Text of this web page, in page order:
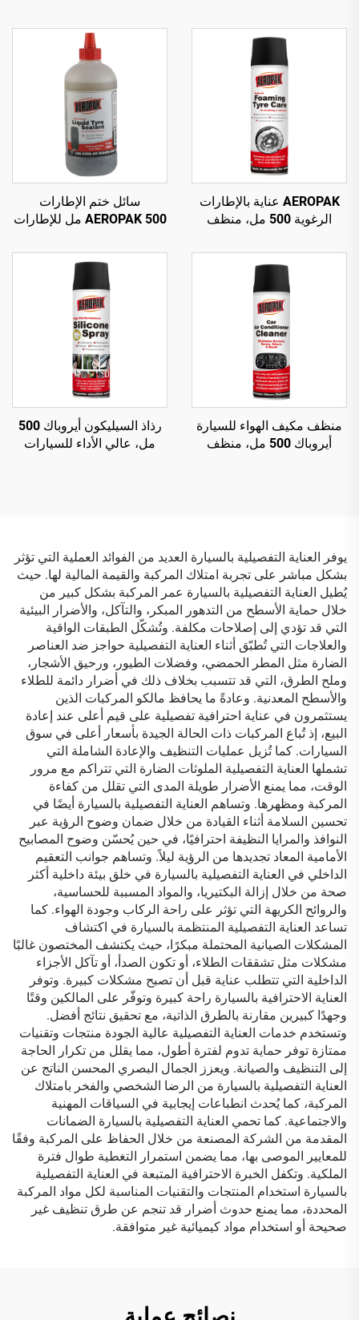
AEROPAK عناية بالإطارات
الرغوية 500 مل، منظف
فركًا أو جهدًا كبيرًا
سائل ختم الإطارات
AEROPAK 500 مل للإطارات
استخدامه مع ضاغط هواء
منظف مكيف الهواء للسيارة
أيروباك 500 مل، منظف
رذاذ السيليكون أيروباك 500
مل، عالي الأداء للسيارات
يوفر العناية التفصيلية بالسيارة العديد من الفوائد العملية التي تؤثر
بشكل مباشر على تجربة امتلاك المركبة والقيمة المالية لها. حيث
يُطيل العناية التفصيلية بالسيارة عمر المركبة بشكل كبير من
خلال حماية الأسطح من التدهور المبكر، والتآكل، والأضرار البيئية
التي قد تؤدي إلى إصلاحات مكلفة. وتُشكّل الطبقات الواقية
والعلاجات التي تُطبّق أثناء العناية التفصيلية حواجز ضد العناصر
الضارة مثل المطر الحمضي، وفضلات الطيور، ورحيق الأشجار،
وملح الطرق، التي قد تتسبب بخلاف ذلك في أضرار دائمة للطلاء
والأسطح المعدنية. وعادةً ما يحافظ مالكو المركبات الذين
يستثمرون في عناية احترافية تفصيلية على قيم أعلى عند إعادة
البيع، إذ تُباع المركبات ذات الحالة الجيدة بأسعار أعلى في سوق
السيارات. كما تُزيل عمليات التنظيف والإعادة الشاملة التي
تشملها العناية التفصيلية الملوثات الضارة التي تتراكم مع مرور
الوقت، مما يمنع الأضرار طويلة المدى التي تقلل من كفاءة
المركبة ومظهرها. وتساهم العناية التفصيلية بالسيارة أيضًا في
تحسين السلامة أثناء القيادة من خلال ضمان وضوح الرؤية عبر
النوافذ والمرايا النظيفة احترافيًا، في حين يُحسّن وضوح المصابيح
الأمامية المعاد تجديدها من الرؤية ليلاً. وتساهم جوانب التعقيم
الداخلي في العناية التفصيلية بالسيارة في خلق بيئة داخلية أكثر
صحة من خلال إزالة البكتيريا، والمواد المسببة للحساسية،
والروائح الكريهة التي تؤثر على راحة الركاب وجودة الهواء. كما
تساعد العناية التفصيلية المنتظمة بالسيارة في اكتشاف
المشكلات الصيانية المحتملة مبكرًا، حيث يكتشف المختصون غالبًا
مشكلات مثل تشققات الطلاء، أو تكون الصدأ، أو تآكل الأجزاء
الداخلية التي تتطلب عناية قبل أن تصبح مشكلات كبيرة. وتوفر
العناية الاحترافية بالسيارة راحة كبيرة وتوفّر على المالكين وقتًا
وجهدًا كبيرين مقارنة بالطرق الذاتية، مع تحقيق نتائج أفضل.
وتستخدم خدمات العناية التفصيلية عالية الجودة منتجات وتقنيات
ممتازة توفر حماية تدوم لفترة أطول، مما يقلل من تكرار الحاجة
إلى التنظيف والصيانة. ويعزز الجمال البصري المحسن الناتج عن
العناية التفصيلية بالسيارة من الرضا الشخصي والفخر بامتلاك
المركبة، كما يُحدث انطباعات إيجابية في السياقات المهنية
والاجتماعية. كما تحمي العناية التفصيلية بالسيارة الضمانات
المقدمة من الشركة المصنعة من خلال الحفاظ على المركبة وفقًا
للمعايير الموصى بها، مما يضمن استمرار التغطية طوال فترة
الملكية. وتكفل الخبرة الاحترافية المتبعة في العناية التفصيلية
بالسيارة استخدام المنتجات والتقنيات المناسبة لكل مواد المركبة
المحددة، مما يمنع حدوث أضرار قد تنجم عن طرق تنظيف غير
صحيحة أو استخدام مواد كيميائية غير متوافقة.